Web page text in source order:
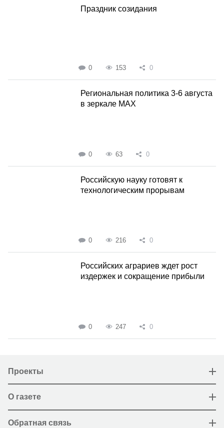
Праздник созидания
0 153 0
Региональная политика 3-6 августа
в зеркале MAX
0 63 0
Российскую науку готовят к
технологическим прорывам
0 216 0
Российских аграриев ждет рост
издержек и сокращение прибыли
0 247 0
Проекты
О газете
Обратная связь